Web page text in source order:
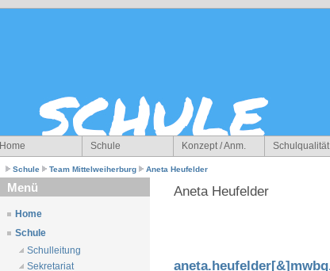
Home Schule Konzept / Anm. Schulqualität
Schule Team Mittelweiherburg Aneta Heufelder
Menü
Home
Schule
Schulleitung
Sekretariat
Aneta Heufelder